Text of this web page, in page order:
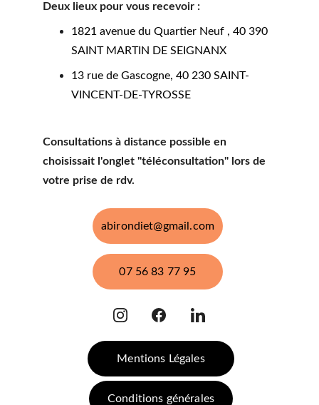
Deux lieux pour vous recevoir :
1821 avenue du Quartier Neuf , 40 390
SAINT MARTIN DE SEIGNANX
13 rue de Gascogne, 40 230 SAINT-
VINCENT-DE-TYROSSE
Mentions Légales
Conditions générales
abirondiet@gmail.com
07 56 83 77 95
Consultations à distance possible en
choisissait l'onglet "téléconsultation" lors de
votre prise de rdv.